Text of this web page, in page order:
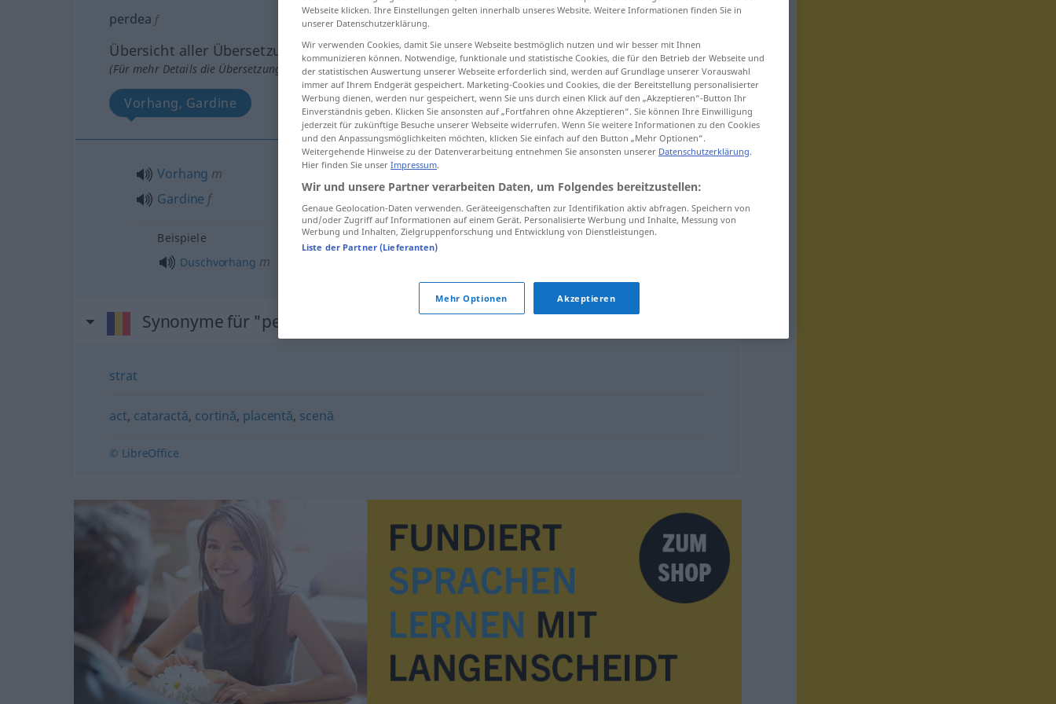
perdea f
Übersicht aller Übersetzungen
(Für mehr Details die Übersetzung anklicken/antippen)
Vorhang, Gardine
Vorhang m
Gardine f
Beispiele
Duschvorhang m
Synonyme für "perdea"
strat
act, cataractă, cortină, placentă, scenă
© LibreOffice
Webseite klicken. Ihre Einstellungen gelten innerhalb unseres Website. Weitere Informationen finden Sie in
unserer Datenschutzerklärung.
Wir verwenden Cookies, damit Sie unsere Webseite bestmöglich nutzen und wir besser mit Ihnen
kommunizieren können. Notwendige, funktionale und statistische Cookies, die für den Betrieb der Webseite und
der statistischen Auswertung unserer Webseite erforderlich sind, werden auf Grundlage unserer Vorauswahl
immer auf Ihrem Endgerät gespeichert. Marketing-Cookies und Cookies, die der Bereitstellung personalisierter
Werbung dienen, werden nur gespeichert, wenn Sie uns durch einen Klick auf den „Akzeptieren“-Button Ihr
Einverständnis geben. Klicken Sie ansonsten auf „Fortfahren ohne Akzeptieren“. Sie können Ihre Einwilligung
jederzeit für zukünftige Besuche unserer Webseite widerrufen. Wenn Sie weitere Informationen zu den Cookies
und den Anpassungsmöglichkeiten möchten, klicken Sie einfach auf den Button „Mehr Optionen“.
Weitergehende Hinweise zu der Datenverarbeitung entnehmen Sie ansonsten unserer Datenschutzerklärung.
Hier finden Sie unser Impressum.
Wir und unsere Partner verarbeiten Daten, um Folgendes bereitzustellen:
Genaue Geolocation-Daten verwenden. Geräteeigenschaften zur Identifikation aktiv abfragen. Speichern von
und/oder Zugriff auf Informationen auf einem Gerät. Personalisierte Werbung und Inhalte, Messung von
Werbung und Inhalten, Zielgruppenforschung und Entwicklung von Dienstleistungen.
Liste der Partner (Lieferanten)
Mehr Optionen Akzeptieren